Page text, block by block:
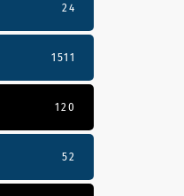
24
1511
120
52